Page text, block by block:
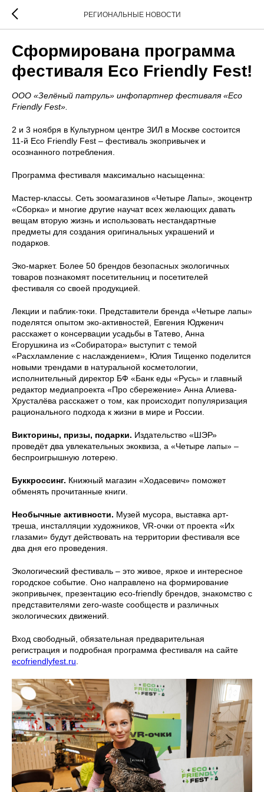
РЕГИОНАЛЬНЫЕ НОВОСТИ
Сформирована программа
фестиваля Eco Friendly Fest!
ООО «Зелёный патруль» инфопартнер фестиваля «Eco
Friendly Fest».
2 и 3 ноября в Культурном центре ЗИЛ в Москве состоится
11-й Eco Friendly Fest – фестиваль экопривычек и
осознанного потребления.
Программа фестиваля максимально насыщенна:
Мастер-классы. Сеть зоомагазинов «Четыре Лапы», экоцентр
«Сборка» и многие другие научат всех желающих давать
вещам вторую жизнь и использовать нестандартные
предметы для создания оригинальных украшений и
подарков.
Эко-маркет. Более 50 брендов безопасных экологичных
товаров познакомят посетительниц и посетителей
фестиваля со своей продукцией.
Лекции и паблик-токи. Представители бренда «Четыре лапы»
поделятся опытом эко-активностей, Евгения Юдженич
расскажет о консервации усадьбы в Татево, Анна
Егорушкина из «Собиратора» выступит с темой
«Расхламление с наслаждением», Юлия Тищенко поделится
новыми трендами в натуральной косметологии,
исполнительный директор БФ «Банк еды «Русь» и главный
редактор медиапроекта «Про сбережение» Анна Алиева-
Хрусталёва расскажет о том, как происходит популяризация
рационального подхода к жизни в мире и России.
Викторины, призы, подарки. Издательство «ШЭР»
проведёт два увлекательных экоквиза, а «Четыре лапы» –
беспроигрышную лотерею.
Буккроссинг. Книжный магазин «Ходасевич» поможет
обменять прочитанные книги.
Необычные активности. Музей мусора, выставка арт-
треша, инсталляции художников, VR-очки от проекта «Их
глазами» будут действовать на территории фестиваля все
два дня его проведения.
Экологический фестиваль – это живое, яркое и интересное
городское событие. Оно направлено на формирование
экопривычек, презентацию eco-friendly брендов, знакомство с
представителями zero-waste сообществ и различных
экологических движений.
Вход свободный, обязательная предварительная
регистрация и подробная программа фестиваля на сайте
ecofriendlyfest.ru